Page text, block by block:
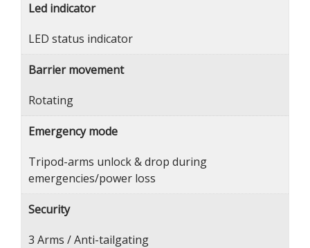
Led indicator
LED status indicator
Barrier movement
Rotating
Emergency mode
Tripod-arms unlock & drop during
emergencies/power loss
Security
3 Arms / Anti-tailgating